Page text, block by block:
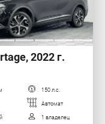
2022 г.
150 л.с.
Автомат
1 владелец